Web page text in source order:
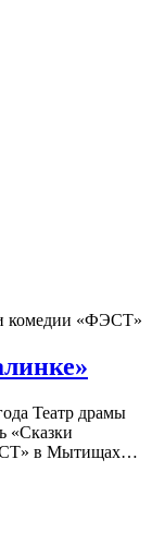
комедии «ФЭСТ»
Театр драмы
«Сказки
в Мытищах…